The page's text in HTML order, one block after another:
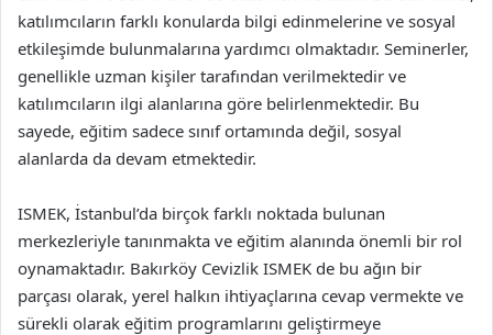
katılımcıların farklı konularda bilgi edinmelerine ve sosyal
etkileşimde bulunmalarına yardımcı olmaktadır. Seminerler,
genellikle uzman kişiler tarafından verilmektedir ve
katılımcıların ilgi alanlarına göre belirlenmektedir. Bu
sayede, eğitim sadece sınıf ortamında değil, sosyal
alanlarda da devam etmektedir.
ISMEK, İstanbul’da birçok farklı noktada bulunan
merkezleriyle tanınmakta ve eğitim alanında önemli bir rol
oynamaktadır. Bakırköy Cevizlik ISMEK de bu ağın bir
parçası olarak, yerel halkın ihtiyaçlarına cevap vermekte ve
sürekli olarak eğitim programlarını geliştirmeye